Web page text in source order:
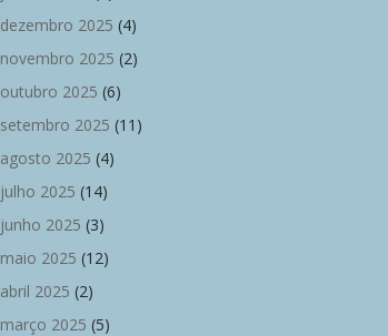
dezembro 2025 (4)
novembro 2025 (2)
outubro 2025 (6)
setembro 2025 (11)
agosto 2025 (4)
julho 2025 (14)
junho 2025 (3)
maio 2025 (12)
abril 2025 (2)
março 2025 (5)